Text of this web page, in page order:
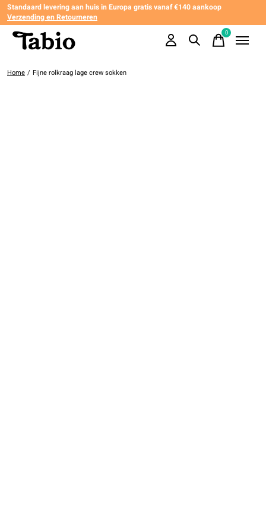
Standaard levering aan huis in Europa gratis vanaf €140 aankoop
Verzending en Retourneren
0items
Home / Fijne rolkraag lage crew sokken